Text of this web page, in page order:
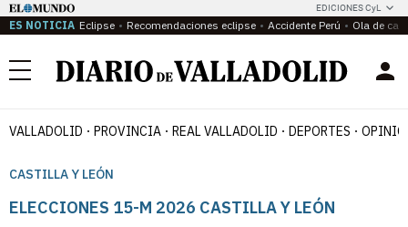
EDICIONES CyL
ES NOTICIA Eclipse Recomendaciones eclipse Accidente Perú Ola de
Menú
VALLADOLID PROVINCIA REAL VALLADOLID DEPORTES
CASTILLA Y LEÓN
ELECCIONES 15-M 2026 CASTILLA Y LEÓN